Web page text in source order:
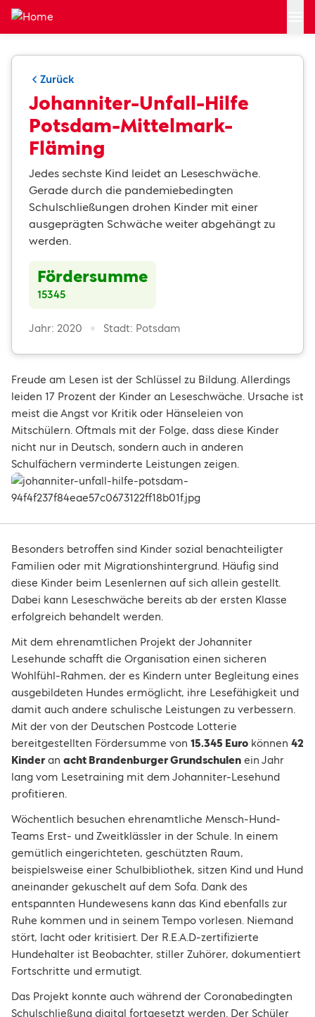
Zum Hauptinhalt springen
Zurück
Johanniter-Unfall-Hilfe
Potsdam-Mittelmark-
Fläming
Jedes sechste Kind leidet an Leseschwäche.
Gerade durch die pandemiebedingten
Schulschließungen drohen Kinder mit einer
ausgeprägten Schwäche weiter abgehängt zu
werden.
Fördersumme
15345
Jahr: 2020 Stadt: Potsdam
Freude am Lesen ist der Schlüssel zu Bildung. Allerdings
leiden 17 Prozent der Kinder an Leseschwäche. Ursache ist
meist die Angst vor Kritik oder Hänseleien von
Mitschülern. Oftmals mit der Folge, dass diese Kinder
nicht nur in Deutsch, sondern auch in anderen
Schulfächern verminderte Leistungen zeigen.
Besonders betroffen sind Kinder sozial benachteiligter
Familien oder mit Migrationshintergrund. Häufig sind
diese Kinder beim Lesenlernen auf sich allein gestellt.
Dabei kann Leseschwäche bereits ab der ersten Klasse
erfolgreich behandelt werden.
Mit dem ehrenamtlichen Projekt der Johanniter
Lesehunde schafft die Organisation einen sicheren
Wohlfühl-Rahmen, der es Kindern unter Begleitung eines
ausgebildeten Hundes ermöglicht, ihre Lesefähigkeit und
damit auch andere schulische Leistungen zu verbessern.
Mit der von der Deutschen Postcode Lotterie
bereitgestellten Fördersumme von 15.345 Euro können 42
Kinder an acht Brandenburger Grundschulen ein Jahr
lang vom Lesetraining mit dem Johanniter-Lesehund
profitieren.
Wöchentlich besuchen ehrenamtliche Mensch-Hund-
Teams Erst- und Zweitklässler in der Schule. In einem
gemütlich eingerichteten, geschützten Raum,
beispielsweise einer Schulbibliothek, sitzen Kind und Hund
aneinander gekuschelt auf dem Sofa. Dank des
entspannten Hundewesens kann das Kind ebenfalls zur
Ruhe kommen und in seinem Tempo vorlesen. Niemand
stört, lacht oder kritisiert. Der R.E.A.D-zertifizierte
Hundehalter ist Beobachter, stiller Zuhörer, dokumentiert
Fortschritte und ermutigt.
Das Projekt konnte auch während der Coronabedingten
Schulschließung digital fortgesetzt werden. Der Schüler